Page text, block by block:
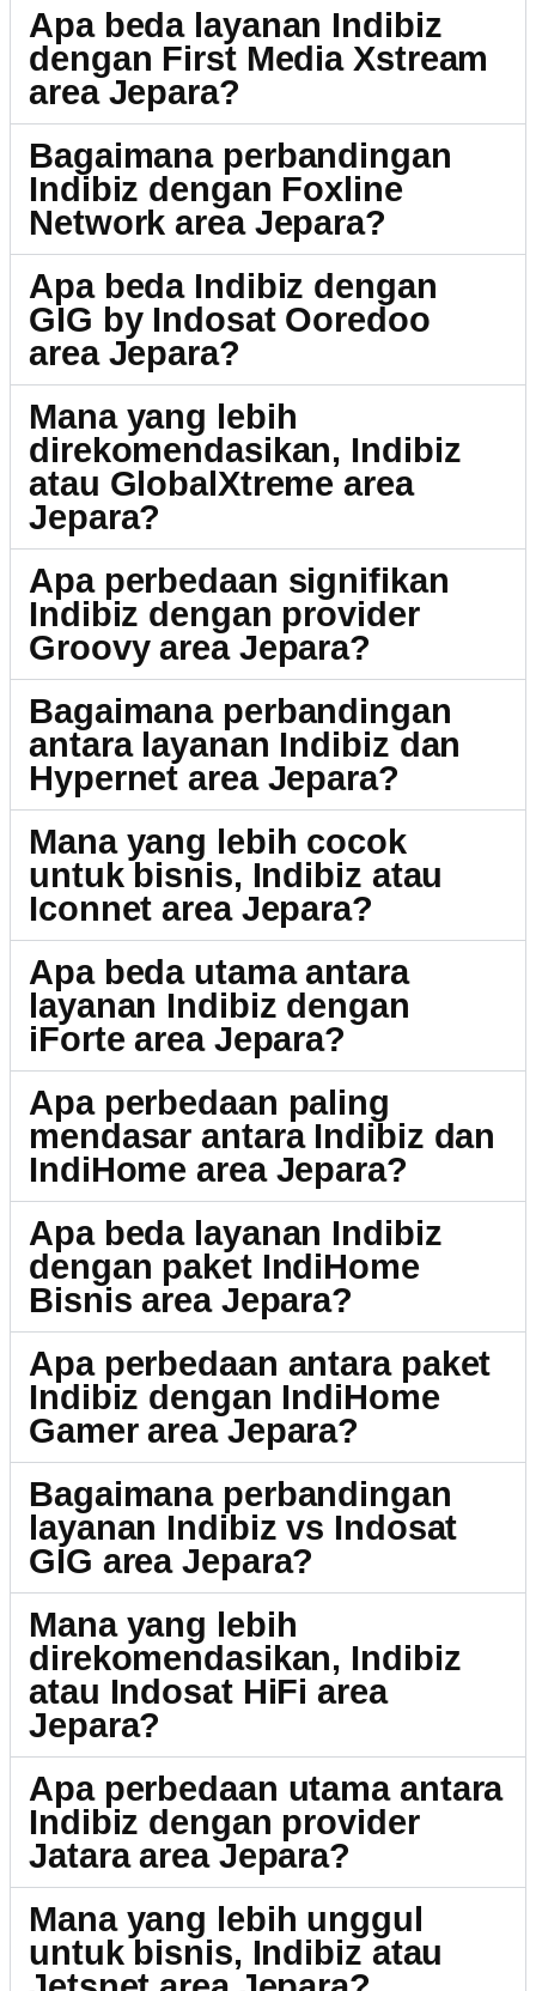
Apa beda layanan Indibiz
dengan First Media Xstream
area Jepara?
Bagaimana perbandingan
Indibiz dengan Foxline
Network area Jepara?
Apa beda Indibiz dengan
GIG by Indosat Ooredoo
area Jepara?
Mana yang lebih
direkomendasikan, Indibiz
atau GlobalXtreme area
Jepara?
Apa perbedaan signifikan
Indibiz dengan provider
Groovy area Jepara?
Bagaimana perbandingan
antara layanan Indibiz dan
Hypernet area Jepara?
Mana yang lebih cocok
untuk bisnis, Indibiz atau
Iconnet area Jepara?
Apa beda utama antara
layanan Indibiz dengan
iForte area Jepara?
Apa perbedaan paling
mendasar antara Indibiz dan
IndiHome area Jepara?
Apa beda layanan Indibiz
dengan paket IndiHome
Bisnis area Jepara?
Apa perbedaan antara paket
Indibiz dengan IndiHome
Gamer area Jepara?
Bagaimana perbandingan
layanan Indibiz vs Indosat
GIG area Jepara?
Mana yang lebih
direkomendasikan, Indibiz
atau Indosat HiFi area
Jepara?
Apa perbedaan utama antara
Indibiz dengan provider
Jatara area Jepara?
Mana yang lebih unggul
untuk bisnis, Indibiz atau